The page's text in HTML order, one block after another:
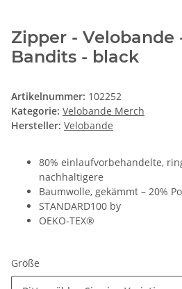
Zipper - Velobande
Bandits - black
Artikelnummer: 102252
Kategorie: Velobande Merch
Hersteller: Velobande
80% einlaufvorbehandelte,
nachhaltigere
Baumwolle, gekämmt – 20%
STANDARD100 by
OEKO-TEX®
Größe